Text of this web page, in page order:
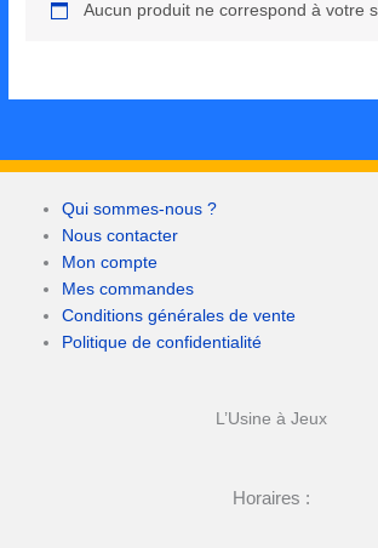
Aucun produit ne correspond à votre
Qui sommes-nous ?
Nous contacter
Mon compte
Mes commandes
Conditions générales de vente
Politique de confidentialité
L’Usine à Jeux
Horaires :